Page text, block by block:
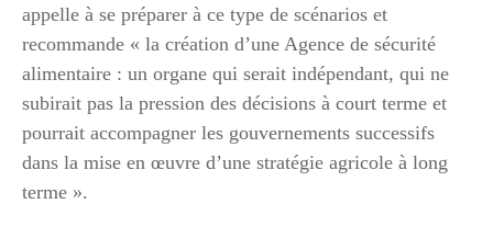
appelle à se préparer à ce type de scénarios et
recommande « la création d’une Agence de sécurité
alimentaire : un organe qui serait indépendant, qui ne
subirait pas la pression des décisions à court terme et
pourrait accompagner les gouvernements successifs
dans la mise en œuvre d’une stratégie agricole à long
terme ».